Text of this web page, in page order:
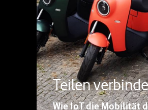
Teilen
Wie IoT die Mobilität